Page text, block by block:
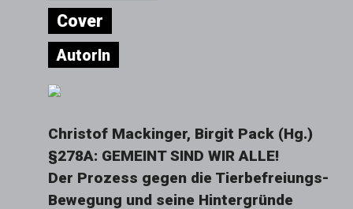
Cover
AutorIn
Christof Mackinger, Birgit Pack (Hg.)
§278A: GEMEINT SIND WIR ALLE!
Der Prozess gegen die Tierbefreiungs-
Bewegung und seine Hintergründe